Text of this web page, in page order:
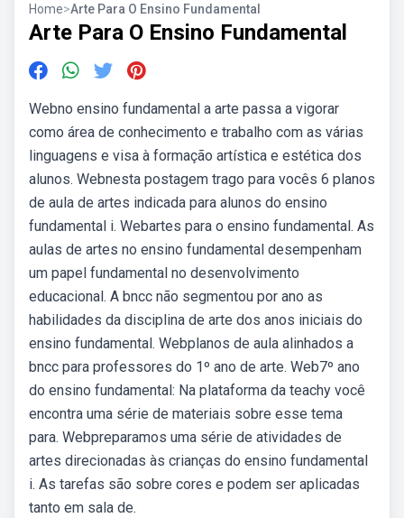
Home>Arte Para O Ensino Fundamental
Arte Para O Ensino Fundamental
Webno ensino fundamental a arte passa a vigorar
como área de conhecimento e trabalho com as várias
linguagens e visa à formação artística e estética dos
alunos. Webnesta postagem trago para vocês 6 planos
de aula de artes indicada para alunos do ensino
fundamental i. Webartes para o ensino fundamental. As
aulas de artes no ensino fundamental desempenham
um papel fundamental no desenvolvimento
educacional. A bncc não segmentou por ano as
habilidades da disciplina de arte dos anos iniciais do
ensino fundamental. Webplanos de aula alinhados a
bncc para professores do 1º ano de arte. Web7º ano
do ensino fundamental: Na plataforma da teachy você
encontra uma série de materiais sobre esse tema
para. Webpreparamos uma série de atividades de
artes direcionadas às crianças do ensino fundamental
i. As tarefas são sobre cores e podem ser aplicadas
tanto em sala de.